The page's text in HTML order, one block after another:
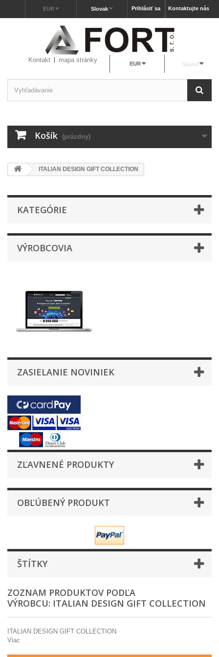
Kontaktujte nás
Prihlásiť sa
Slovak
EUR
Slovak
EUR
Kontakt mapa stránky
Košík (prázdny)
ITALIAN DESIGN GIFT COLLECTION
KATEGÓRIE
VÝROBCOVIA
ZASIELANIE NOVINIEK
ZĽAVNENÉ PRODUKTY
OBĽÚBENÝ PRODUKT
ŠTÍTKY
ZOZNAM PRODUKTOV PODĽA
VÝROBCU: ITALIAN DESIGN GIFT COLLECTION
ITALIAN DESIGN GIFT COLLECTION
Viac